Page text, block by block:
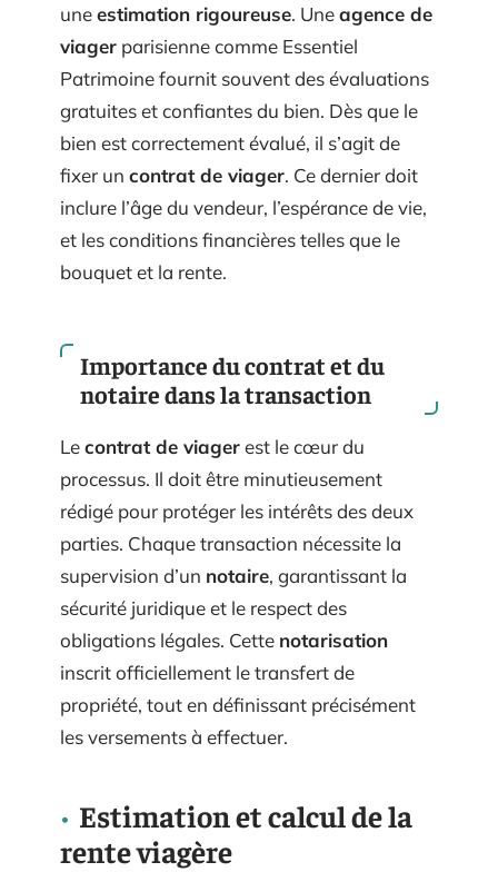
uneestimation rigoureuse. Uneagence de
viager parisienne comme Essentiel
Patrimoine fournit souvent des évaluations
gratuites et confiantes du bien. Dès que le
bien est correctement évalué, il s’agit de
fixer un contrat de viager. Ce dernier doit
inclure l’âge du vendeur, l’espérance de vie,
et les conditions financières telles que le
bouquet et la rente.
Importance du contrat et du
notaire dans la transaction
Lecontrat de viagerest le cœur du
processus. Il doit être minutieusement
rédigé pour protéger les intérêts des deux
parties. Chaque transaction nécessite la
supervision d’un notaire, garantissant la
sécurité juridique et le respect des
obligations légales. Cette notarisation
inscrit officiellement le transfert de
propriété, tout en définissant précisément
les versements à effectuer.
Estimation et calcul de la
rente viagère